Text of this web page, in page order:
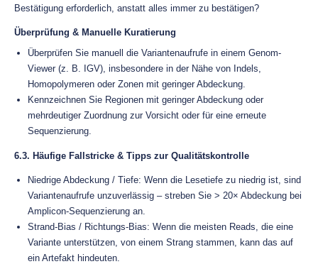
Bestätigung erforderlich, anstatt alles immer zu bestätigen?
Überprüfung & Manuelle Kuratierung
Überprüfen Sie manuell die Variantenaufrufe in einem Genom-
Viewer (z. B. IGV), insbesondere in der Nähe von Indels,
Homopolymeren oder Zonen mit geringer Abdeckung.
Kennzeichnen Sie Regionen mit geringer Abdeckung oder
mehrdeutiger Zuordnung zur Vorsicht oder für eine erneute
Sequenzierung.
6.3. Häufige Fallstricke & Tipps zur Qualitätskontrolle
Niedrige Abdeckung / Tiefe: Wenn die Lesetiefe zu niedrig ist, sind
Variantenaufrufe unzuverlässig – streben Sie > 20× Abdeckung bei
Amplicon-Sequenzierung an.
Strand-Bias / Richtungs-Bias: Wenn die meisten Reads, die eine
Variante unterstützen, von einem Strang stammen, kann das auf
ein Artefakt hindeuten.